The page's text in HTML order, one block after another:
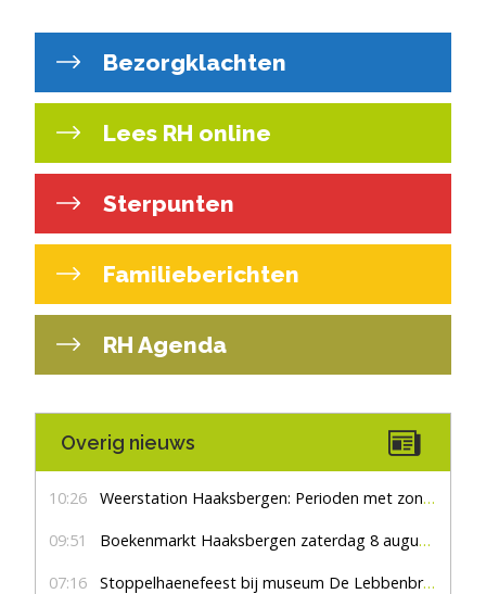
Bezorgklachten
Lees RH online
Sterpunten
Familieberichten
RH Agenda
Overig nieuws
10:26 Weerstation Haaksbergen: Perioden met zon en droog
09:51 Boekenmarkt Haaksbergen zaterdag 8 augustus, marktplein Haaksbergen
07:16 Stoppelhaenefeest bij museum De Lebbenbrugge